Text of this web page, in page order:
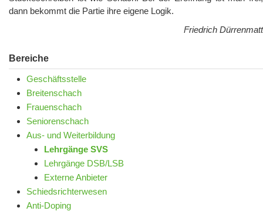
dann bekommt die Partie ihre eigene Logik.
Friedrich Dürrenmatt
Bereiche
Geschäftsstelle
Breitenschach
Frauenschach
Seniorenschach
Aus- und Weiterbildung
Lehrgänge SVS
Lehrgänge DSB/LSB
Externe Anbieter
Schiedsrichterwesen
Anti-Doping